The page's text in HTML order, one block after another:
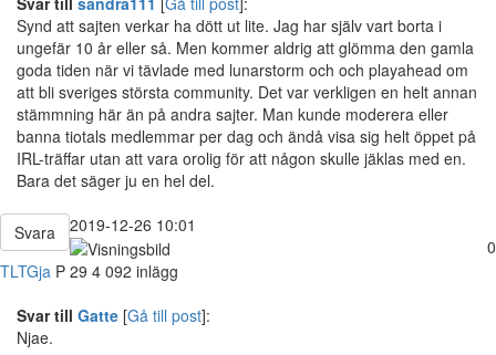
Synd att sajten verkar ha dött ut lite. Jag har själv vart borta i
ungefär 10 år eller så. Men kommer aldrig att glömma den gamla
goda tiden när vi tävlade med lunarstorm och och playahead om
att bli sveriges största community. Det var verkligen en helt annan
stämmning här än på andra sajter. Man kunde moderera eller
banna tiotals medlemmar per dag och ändå visa sig helt öppet på
IRL-träffar utan att vara orolig för att någon skulle jäklas med en.
Bara det säger ju en hel del.
Svara
2019-12-26 10:01
0
TLTGja P 29 4 092 inlägg
Svar till Gatte [Gå till post]:
Njae.